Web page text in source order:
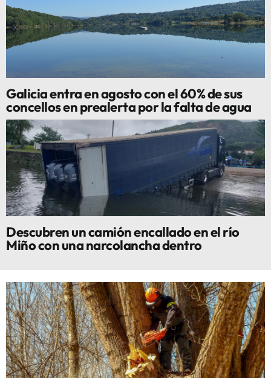
Galicia entra en agosto con el 60% de sus
concellos en prealerta por la falta de agua
Descubren un camión encallado en el río
Miño con una narcolancha dentro